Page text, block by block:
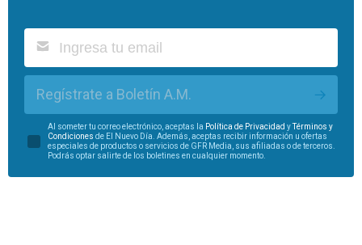
Regístrate a Boletín A.M.
Al someter tu correo electrónico, aceptas la Política de Privacidad yTérminos y
Condiciones de El Nuevo Día. Además, aceptas recibir información u ofertas
especiales de productos o servicios de GFR Media, sus afiliadas o de terceros.
Podrás optar salirte de los boletines en cualquier momento.